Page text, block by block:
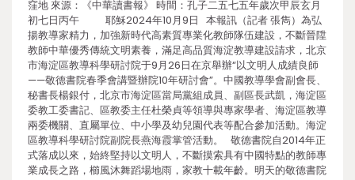
窪地 來源：《中華讀書報》 時間：孔子二五七五年歲次甲辰玄月
初七日丙午 耶穌2024年10月9日 本報訊（記者 張雋）為弘
揚教導家精力，加強新時代高素質專業化教師隊伍建設，不斷晉陞
教師中華優秀傳統文明素養，滿足高品質海淀教導建設請求，北京
市海淀區教導科學研討院于9月26日在京舉辦“以文明人成績良師
——敬德書院春季會講暨辦院10年研討會”。中國教導學會副會長、
秘書長楊銀付，北京市海淀區當局黨組成員、副區長武凱，海淀區
委教工委書記、區教委主任杜榮貞等領導與專家學者、海淀區教導
兩委機關、直屬單位、中小學及幼兒園代表等配合參加活動。海淀
區教導科學研討院副院長燕海霞掌管活動。 敬德書院自2014年正
式落成以來，始終堅持以文明人，不斷摸索具有中國特點的教師專
業成長之路，櫛風沐舞蹈場地雨，家教十載年齡。明天的敬德書院